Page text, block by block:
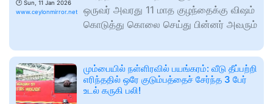
🕑 Sun, 11 Jan 2026
www.ceylonmirror.net
ஒருவர் அவரது 11 மாத குழந்தைக்கு விஷம்
கொடுத்து கொலை செய்து பின்னர் அவரும்
மும்பையில் நள்ளிரவில் பயங்கரம்: வீடு தீப்பற்றி
எரிந்ததில் ஒரே குடும்பத்தைச் சேர்ந்த 3 பேர்
உடல் கருகி பலி!